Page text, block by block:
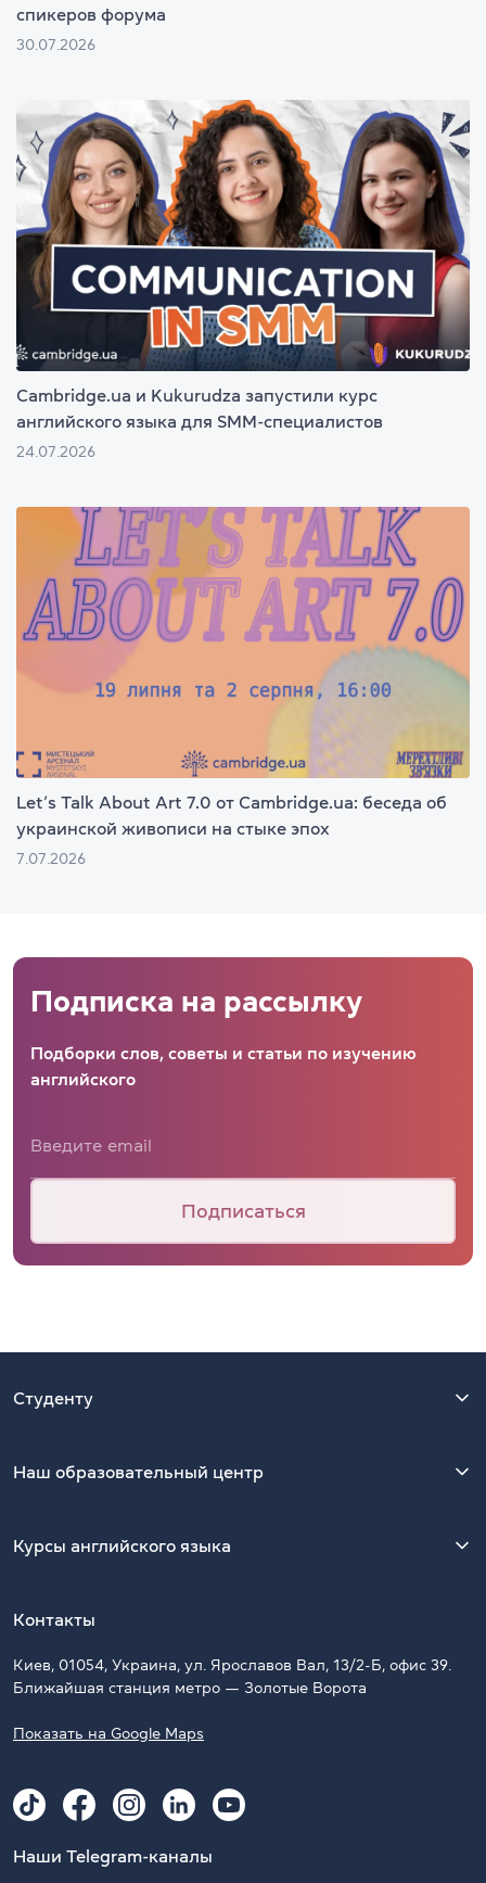
спикеров форума
30.07.2026
Cambridge.ua и Kukurudza запустили курс
английского языка для SMM-специалистов
24.07.2026
Let’s Talk About Art 7.0 от Cambridge.ua: беседа об
украинской живописи на стыке эпох
7.07.2026
Подписка на рассылку
Подборки слов, советы и статьи по изучению
английского
Подписаться
Студенту
Наш образовательный центр
Курсы английского языка
Контакты
Киев, 01054, Украина, ул. Ярославов Вал, 13/2-Б, офис 39.
Ближайшая станция метро — Золотые Ворота
Показать на Google Maps
Наши Telegram-каналы